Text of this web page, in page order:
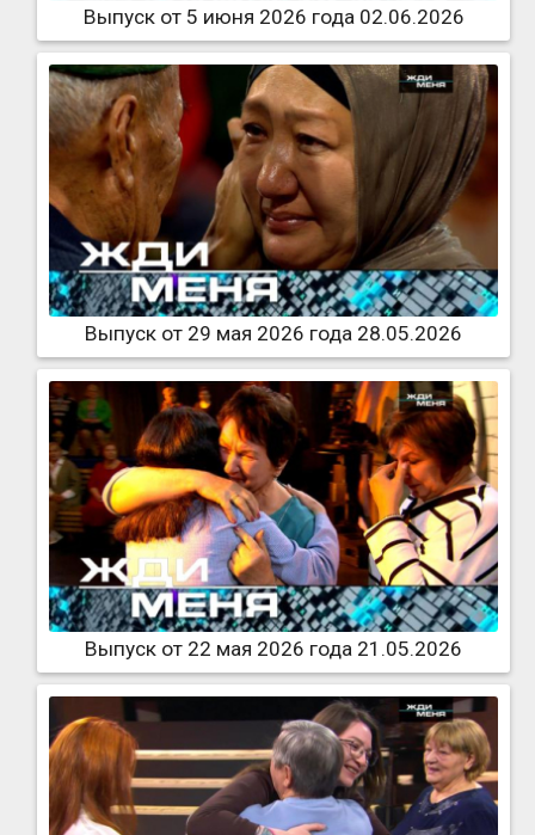
Выпуск от 5 июня 2026 года 02.06.2026
Выпуск от 29 мая 2026 года 28.05.2026
Выпуск от 22 мая 2026 года 21.05.2026